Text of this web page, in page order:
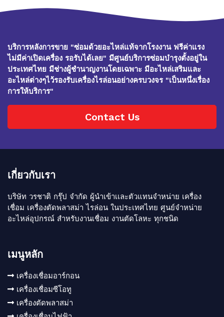
บริการหลังการขาย "ซ่อมด้วยอะไหล่แท้จากโรงงาน ฟรีค่าแรง
ไม่มีค่าเปิดเครื่อง รอรับได้เลย" มีศูนย์บริการซ่อมบำรุงตั้งอยู่ใน
ประเทศไทย มีช่างผู้ชำนาญงานโดยเฉพาะ มีอะไหล่เสริมและ
อะไหล่ต่างๆไว้รองรับเครื่องไรล่อนอย่างครบวงจร "เป็นหนึ่งเรื่อง
การให้บริการ"
Contact Us
เกี่ยวกับเรา
บริษัท วรชาติ กรุ๊ป จำกัด ผู้นำเข้าเเละตัวแทนจำหน่าย เครื่อง
เชื่อม เครื่องตัดพลาสม่า ไรล่อน ในประเทศไทย ศูนย์จำหน่าย
อะไหล่อุปกรณ์ สำหรับงานเชื่อม งานตัดโลหะ ทุกชนิด
เมนูหลัก
เครื่องเชื่อมอาร์กอน
เครื่องเชื่อมซีโอทู
เครื่องตัดพลาสม่า